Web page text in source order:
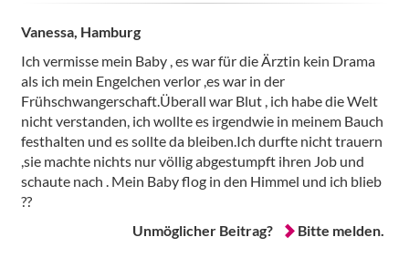
Vanessa, Hamburg
Ich vermisse mein Baby , es war für die Ärztin kein Drama
als ich mein Engelchen verlor ,es war in der
Frühschwangerschaft.Überall war Blut , ich habe die Welt
nicht verstanden, ich wollte es irgendwie in meinem Bauch
festhalten und es sollte da bleiben.Ich durfte nicht trauern
,sie machte nichts nur völlig abgestumpft ihren Job und
schaute nach . Mein Baby flog in den Himmel und ich blieb
??
Unmöglicher Beitrag?
Bitte melden.